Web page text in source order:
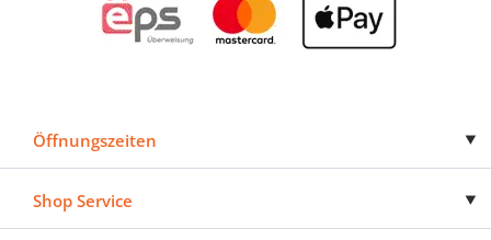
Öffnungszeiten
Shop Service